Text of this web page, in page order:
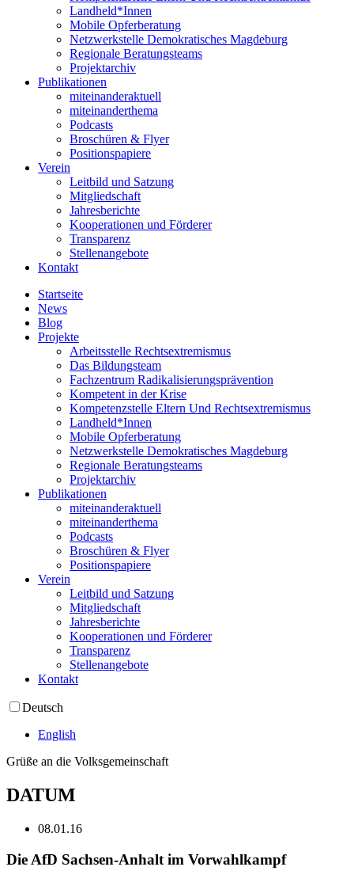
Landheld*Innen
Mobile Opferberatung
Netzwerkstelle Demokratisches Magdeburg
Regionale Beratungsteams
Projektarchiv
Publikationen
miteinanderaktuell
miteinanderthema
Podcasts
Broschüren & Flyer
Positionspapiere
Verein
Leitbild und Satzung
Mitgliedschaft
Jahresberichte
Kooperationen und Förderer
Transparenz
Stellenangebote
Kontakt
Startseite
News
Blog
Projekte
Arbeitsstelle Rechtsextremismus
Das Bildungsteam
Fachzentrum Radikalisierungsprävention
Kompetent in der Krise
Kompetenzstelle Eltern Und Rechtsextremismus
Landheld*Innen
Mobile Opferberatung
Netzwerkstelle Demokratisches Magdeburg
Regionale Beratungsteams
Projektarchiv
Publikationen
miteinanderaktuell
miteinanderthema
Podcasts
Broschüren & Flyer
Positionspapiere
Verein
Leitbild und Satzung
Mitgliedschaft
Jahresberichte
Kooperationen und Förderer
Transparenz
Stellenangebote
Kontakt
Deutsch
English
Grüße an die Volksgemeinschaft
DATUM
08.01.16
Die AfD Sachsen-Anhalt im Vorwahlkampf